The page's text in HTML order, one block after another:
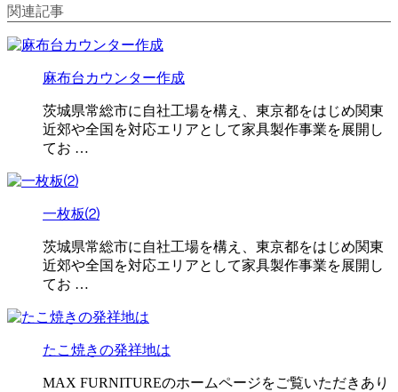
関連記事
麻布台カウンター作成
茨城県常総市に自社工場を構え、東京都をはじめ関東
近郊や全国を対応エリアとして家具製作事業を展開し
てお …
一枚板⑵
茨城県常総市に自社工場を構え、東京都をはじめ関東
近郊や全国を対応エリアとして家具製作事業を展開し
てお …
たこ焼きの発祥地は
MAX FURNITUREのホームページをご覧いただきあり